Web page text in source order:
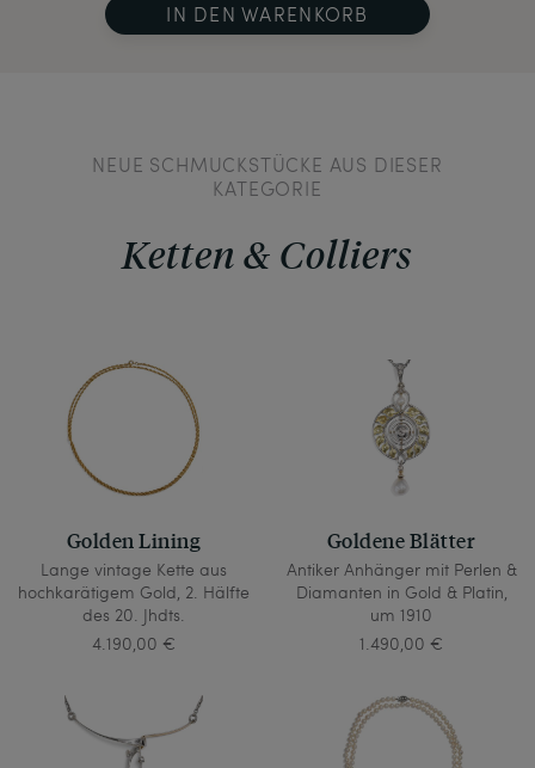
IN DEN WARENKORB
NEUE SCHMUCKSTÜCKE AUS DIESER
KATEGORIE
Ketten & Colliers
Golden Lining
Lange vintage Kette aus
hochkarätigem Gold, 2. Hälfte
des 20. Jhdts.
4.190,00 €
Goldene Blätter
Antiker Anhänger mit Perlen &
Diamanten in Gold & Platin,
um 1910
1.490,00 €